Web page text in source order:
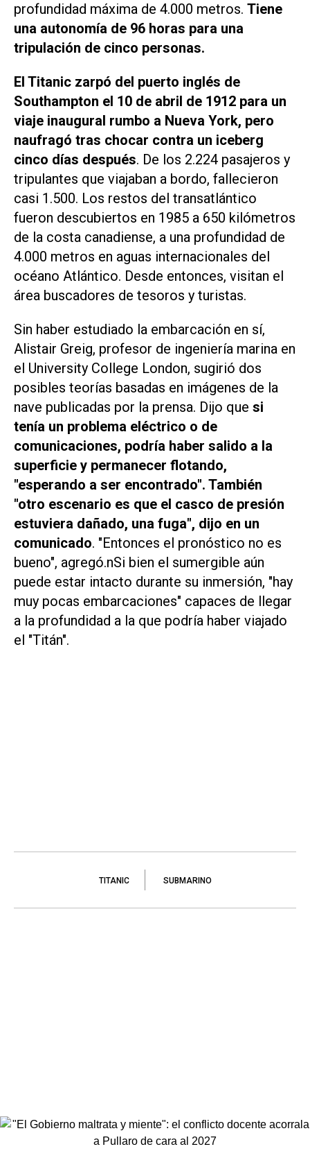
profundidad máxima de 4.000 metros. Tiene
una autonomía de 96 horas para una
tripulación de cinco personas.
El Titanic zarpó del puerto inglés de
Southampton el 10 de abril de 1912 para un
viaje inaugural rumbo a Nueva York, pero
naufragó tras chocar contra un iceberg
cinco días después. De los 2.224 pasajeros y
tripulantes que viajaban a bordo, fallecieron
casi 1.500. Los restos del transatlántico
fueron descubiertos en 1985 a 650 kilómetros
de la costa canadiense, a una profundidad de
4.000 metros en aguas internacionales del
océano Atlántico. Desde entonces, visitan el
área buscadores de tesoros y turistas.
Sin haber estudiado la embarcación en sí,
Alistair Greig, profesor de ingeniería marina en
el University College London, sugirió dos
posibles teorías basadas en imágenes de la
nave publicadas por la prensa. Dijo que si
tenía un problema eléctrico o de
comunicaciones, podría haber salido a la
superficie y permanecer flotando,
"esperando a ser encontrado". También
"otro escenario es que el casco de presión
estuviera dañado, una fuga", dijo en un
comunicado. "Entonces el pronóstico no es
bueno", agregó.nSi bien el sumergible aún
puede estar intacto durante su inmersión, "hay
muy pocas embarcaciones" capaces de llegar
a la profundidad a la que podría haber viajado
el "Titán".
TITANIC SUBMARINO